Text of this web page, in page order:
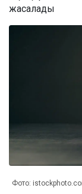
жасалады
Фото: